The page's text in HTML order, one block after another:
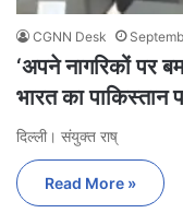
CGNN Desk
‘अपने नागरिकों पर
भारत का पाकिस्तान
दिल्ली। संयुक्त राष्
Read More »